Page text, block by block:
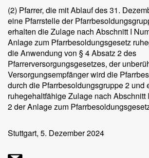
(2) Pfarrer, die mit Ablauf des 31.
eine Pfarrstelle der
erhalten die Zulage nach Abschnitt I
Anlage zum Pfarrbesoldungsgesetz
die Anwendung von § 4 Absatz 2 des
Pfarrerversorgungsgesetzes, der
Versorgungsempfänger wird die
durch die Pfarrbesoldungsgruppe 2 und
ruhegehaltfähige Zulage nach Abschnitt
2 der Anlage zum
Stuttgart, 5. Dezember 2024